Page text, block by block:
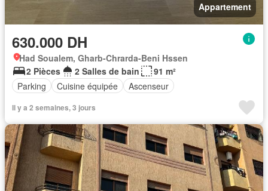
Appartement
630.000 DH
Had Soualem, Gharb-Chrarda-Beni Hssen
2 Pièces
2 Salles de bain
91 m²
Parking
Cuisine équipée Ascenseur
Il y a 2 semaines, 3 jours